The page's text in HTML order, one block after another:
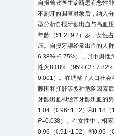
自报曾被医生诊断患有恶性
不刷牙的调查对象后，纳入
型分析自报牙龈出血与高血
年龄（51.2±9.2）岁，女性
压。自报牙龈经常出血的人
6.38%~6.75%），其中男性
性为8.08%（95%CI：
0.001）。在调整了人口社会
腰围和打鼾等多种危险因素
牙龈出血和经常牙龈出血的
1.04（0.96~1.12）和1.18
P=0.038）。在女性中，相
0.96（0.91~1.02）和0.95（